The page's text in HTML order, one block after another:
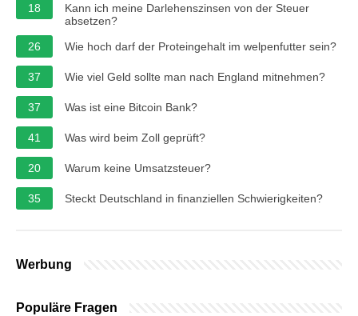
18
Kann ich meine Darlehenszinsen von der Steuer
absetzen?
26
Wie hoch darf der Proteingehalt im welpenfutter sein?
37 Wie viel Geld sollte man nach England mitnehmen?
37 Was ist eine Bitcoin Bank?
41 Was wird beim Zoll geprüft?
20 Warum keine Umsatzsteuer?
35 Steckt Deutschland in finanziellen Schwierigkeiten?
Werbung
Populäre Fragen